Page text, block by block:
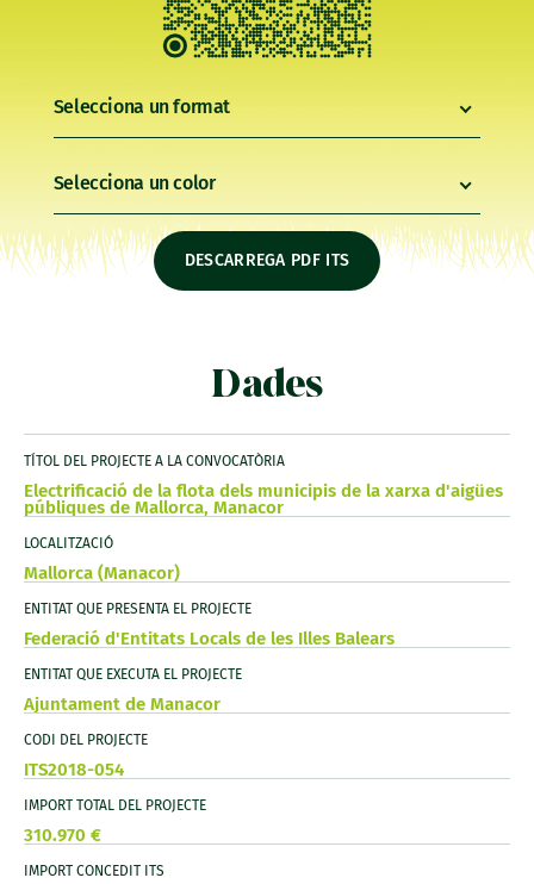
Selecciona un format
Selecciona un color
DESCARREGA PDF ITS
Dades
TÍTOL DEL PROJECTE A LA CONVOCATÒRIA
Electrificació de la flota dels municipis de la xarxa d'aigües
públiques de Mallorca, Manacor
LOCALITZACIÓ
Mallorca (Manacor)
ENTITAT QUE PRESENTA EL PROJECTE
Federació d'Entitats Locals de les Illes Balears
ENTITAT QUE EXECUTA EL PROJECTE
Ajuntament de Manacor
CODI DEL PROJECTE
ITS2018-054
IMPORT TOTAL DEL PROJECTE
310.970 €
IMPORT CONCEDIT ITS